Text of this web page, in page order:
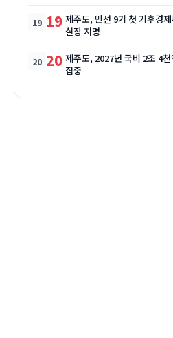
19 제주도, 민선 9기 첫 기후경
실장 지명
20 제주도, 2027년 국비 2조 4
집중